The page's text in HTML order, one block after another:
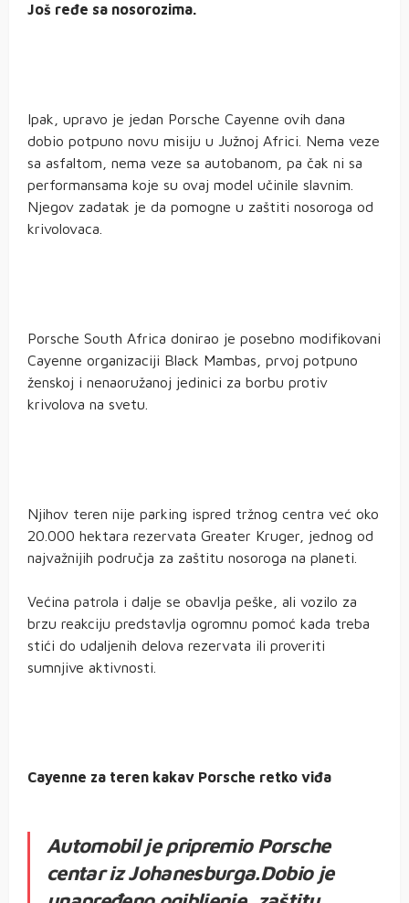
Još ređe sa nosorozima.
Ipak, upravo je jedan Porsche Cayenne ovih dana
dobio potpuno novu misiju u Južnoj Africi. Nema veze
sa asfaltom, nema veze sa autobanom, pa čak ni sa
performansama koje su ovaj model učinile slavnim.
Njegov zadatak je da pomogne u zaštiti nosoroga od
krivolovaca.
Porsche South Africa donirao je posebno modifikovani
Cayenne organizaciji Black Mambas, prvoj potpuno
ženskoj i nenaoružanoj jedinici za borbu protiv
krivolova na svetu.
Njihov teren nije parking ispred tržnog centra već oko
20.000 hektara rezervata Greater Kruger, jednog od
najvažnijih područja za zaštitu nosoroga na planeti.
Većina patrola i dalje se obavlja peške, ali vozilo za
brzu reakciju predstavlja ogromnu pomoć kada treba
stići do udaljenih delova rezervata ili proveriti
sumnjive aktivnosti.
Cayenne za teren kakav Porsche retko viđa
Automobil je pripremio Porsche
centar iz Johanesburga.Dobio je